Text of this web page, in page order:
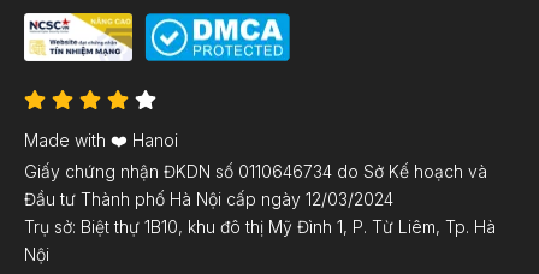
Giấy chứng nhận ĐKDN số 0110646734 do Sở Kế hoạch và
Đầu tư Thành phố Hà Nội cấp ngày 12/03/2024
Trụ sở: Biệt thự 1B10, khu đô thị Mỹ Đình 1, P. Từ Liêm, Tp. Hà
Nội
Made with ❤️ Hanoi